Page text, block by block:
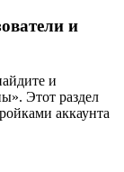
и
и
Этот раздел
аккаунта